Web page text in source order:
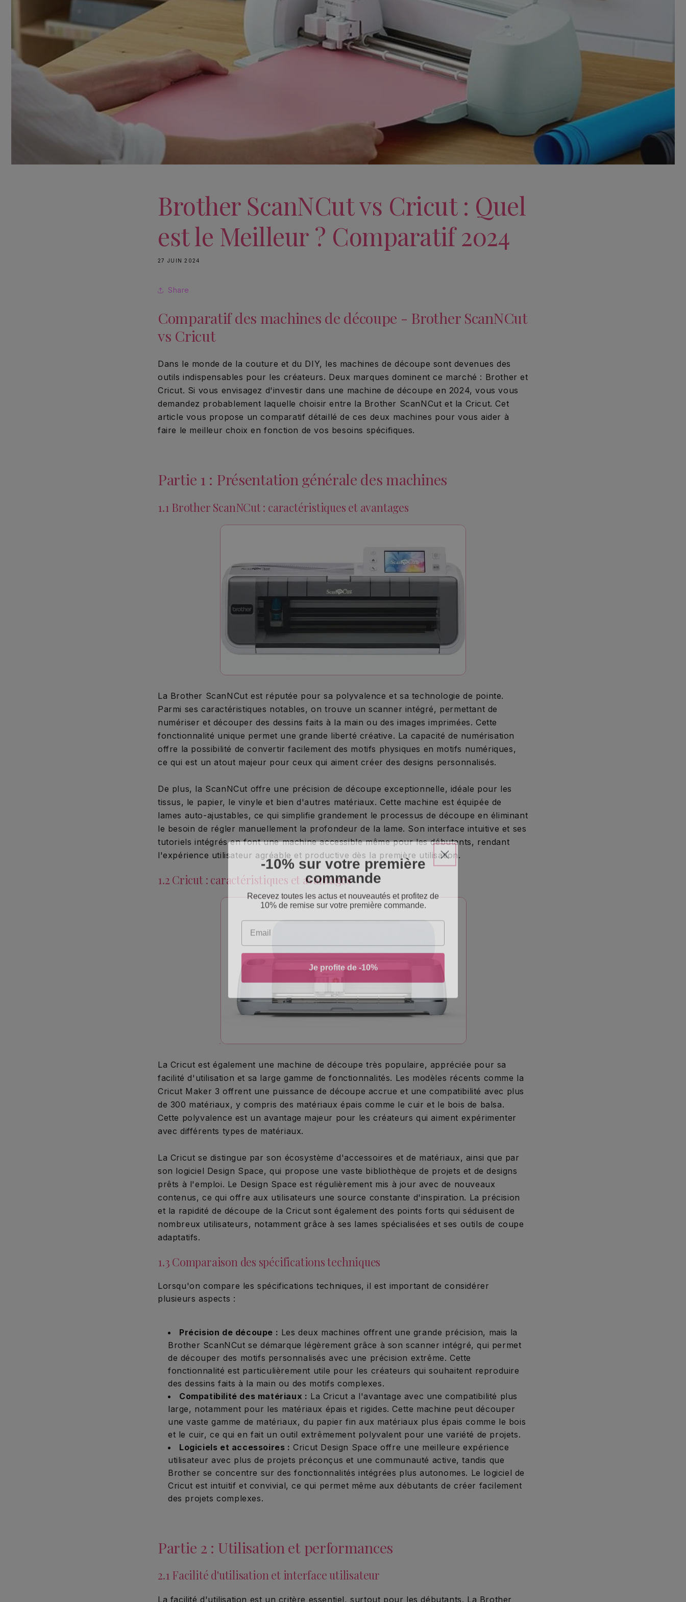
Brother ScanNCut vs Cricut : Quel
est le Meilleur ? Comparatif 2024
27 JUIN 2024
Share
Comparatif des machines de découpe - Brother ScanNCut
vs Cricut
Dans le monde de la couture et du DIY, les machines de découpe sont devenues des
outils indispensables pour les créateurs. Deux marques dominent ce marché : Brother et
Cricut. Si vous envisagez d'investir dans une machine de découpe en 2024, vous vous
demandez probablement laquelle choisir entre la Brother ScanNCut et la Cricut. Cet
article vous propose un comparatif détaillé de ces deux machines pour vous aider à
faire le meilleur choix en fonction de vos besoins spécifiques.
Partie 1 : Présentation générale des machines
1.1 Brother ScanNCut : caractéristiques et avantages
La Brother ScanNCut est réputée pour sa polyvalence et sa technologie de pointe.
Parmi ses caractéristiques notables, on trouve un scanner intégré, permettant de
numériser et découper des dessins faits à la main ou des images imprimées. Cette
fonctionnalité unique permet une grande liberté créative. La capacité de numérisation
offre la possibilité de convertir facilement des motifs physiques en motifs numériques,
ce qui est un atout majeur pour ceux qui aiment créer des designs personnalisés.
De plus, la ScanNCut offre une précision de découpe exceptionnelle, idéale pour les
tissus, le papier, le vinyle et bien d'autres matériaux. Cette machine est équipée de
lames auto-ajustables, ce qui simplifie grandement le processus de découpe en éliminant
le besoin de régler manuellement la profondeur de la lame. Son interface intuitive et ses
tutoriels intégrés en font une machine accessible même pour les débutants, rendant
l'expérience utilisateur agréable et productive dès la première utilisation.
1.2 Cricut : caractéristiques et avantages
La Cricut est également une machine de découpe très populaire, appréciée pour sa
facilité d'utilisation et sa large gamme de fonctionnalités. Les modèles récents comme la
Cricut Maker 3 offrent une puissance de découpe accrue et une compatibilité avec plus
de 300 matériaux, y compris des matériaux épais comme le cuir et le bois de balsa.
Cette polyvalence est un avantage majeur pour les créateurs qui aiment expérimenter
avec différents types de matériaux.
La Cricut se distingue par son écosystème d'accessoires et de matériaux, ainsi que par
son logiciel Design Space, qui propose une vaste bibliothèque de projets et de designs
prêts à l'emploi. Le Design Space est régulièrement mis à jour avec de nouveaux
contenus, ce qui offre aux utilisateurs une source constante d'inspiration. La précision
et la rapidité de découpe de la Cricut sont également des points forts qui séduisent de
nombreux utilisateurs, notamment grâce à ses lames spécialisées et ses outils de coupe
adaptatifs.
1.3 Comparaison des spécifications techniques
Lorsqu'on compare les spécifications techniques, il est important de considérer
plusieurs aspects :
Précision de découpe : Les deux machines offrent une grande précision, mais la
Brother ScanNCut se démarque légèrement grâce à son scanner intégré, qui permet
de découper des motifs personnalisés avec une précision extrême. Cette
fonctionnalité est particulièrement utile pour les créateurs qui souhaitent reproduire
des dessins faits à la main ou des motifs complexes.
Compatibilité des matériaux : La Cricut a l'avantage avec une compatibilité plus
large, notamment pour les matériaux épais et rigides. Cette machine peut découper
une vaste gamme de matériaux, du papier fin aux matériaux plus épais comme le bois
et le cuir, ce qui en fait un outil extrêmement polyvalent pour une variété de projets.
Logiciels et accessoires : Cricut Design Space offre une meilleure expérience
utilisateur avec plus de projets préconçus et une communauté active, tandis que
Brother se concentre sur des fonctionnalités intégrées plus autonomes. Le logiciel de
Cricut est intuitif et convivial, ce qui permet même aux débutants de créer facilement
des projets complexes.
Partie 2 : Utilisation et performances
2.1 Facilité d'utilisation et interface utilisateur
La facilité d'utilisation est un critère essentiel, surtout pour les débutants. La Brother
-10% sur votre première
commande
Recevez toutes les actus et nouveautés et profitez de
10% de remise sur votre première commande.
Email
Je profite de -10%